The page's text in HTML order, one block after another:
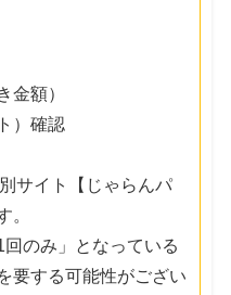
金額）
）確認
サイト【じゃらんパ
。
のみ」となっている
要する可能性がござい